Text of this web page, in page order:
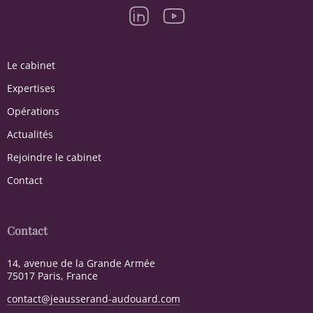
Le cabinet
Expertises
Opérations
Actualités
Rejoindre le cabinet
Contact
Contact
14, avenue de la Grande Armée
75017 Paris, France
contact@jeausserand-audouard.com